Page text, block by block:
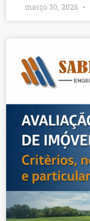
março 30, 2026